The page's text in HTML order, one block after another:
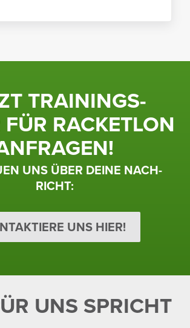
TRAI­NINGS­
FÜR RACKETLON
UNS ÜBER DEINE NACH­
RICHT:
UNS HIER!
UNS SPRICHT